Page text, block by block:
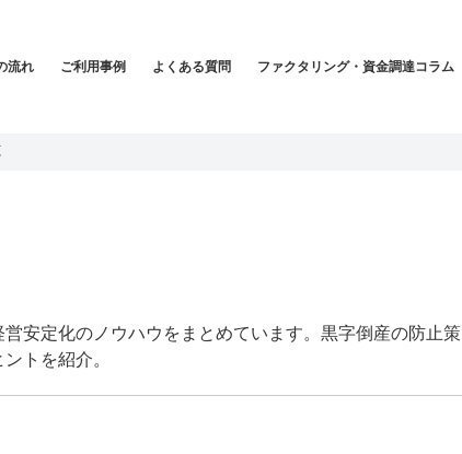
流れ ご利用事例 よくある質問 ファクタリング・資金調達コラム
安定化のノウハウをまとめています。黒字倒産の防止策
トを紹介。